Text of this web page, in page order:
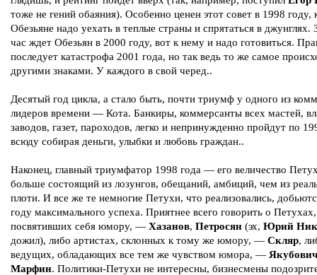
тоже не гений обаяния). Особенно ценен этот совет в 1998 году,
Обезьяне надо уехать в теплые страны и спрятаться в джунглях.
час ждет Обезьян в 2000 году, вот к нему и надо готовиться.
последует катастрофа 2001 года, но так ведь то же самое
другими знаками. У каждого в свой черед..
Десятый год цикла, а стало быть, почти триумф у одного из
лидеров времени — Кота. Банкиры, коммерсанты всех мастей,
заводов, газет, пароходов, легко и непринужденно пройдут по
всюду собирая деньги, улыбки и любовь граждан..
Наконец, главный триумфатор 1998 года — его величество
больше состоящий из лозунгов, обещаний, амбиций, чем из
плоти. И все же те немногие Петухи, что реализовались,
году максимального успеха. Приятнее всего говорить о Петухах,
посвятивших себя юмору, — Хазанов, Петросян (эх, Юрий
дожил), либо артистах, склонных к тому же юмору, — Скляр,
ведущих, обладающих все тем же чувством юмора, — Якубович
Марфин. Политики-Петухи не интересны, бизнесмены